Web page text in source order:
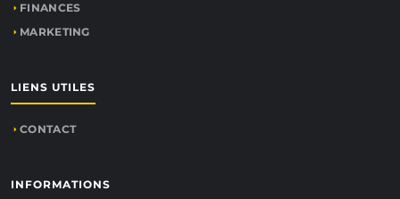
FINANCES
MARKETING
LIENS UTILES
CONTACT
INFORMATIONS